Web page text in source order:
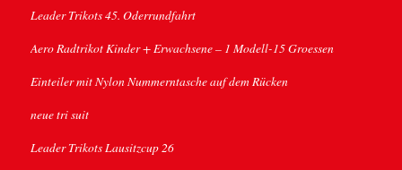
Leader Trikots 45. Oderrundfahrt
Aero Radtrikot Kinder + Erwachsene – 1 Modell-15 Groessen
Einteiler mit Nylon Nummerntasche auf dem Rücken
neue tri suit
Leader Trikots Lausitzcup 26